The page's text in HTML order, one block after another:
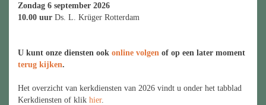
Zondag 6 september 2026
10.00 uur Ds. L. Krüger Rotterdam
U kunt onze diensten ook online volgen of op een later moment
terug kijken.
Het overzicht van kerkdiensten van 2026 vindt u onder het tabblad
Kerkdiensten of klik hier.